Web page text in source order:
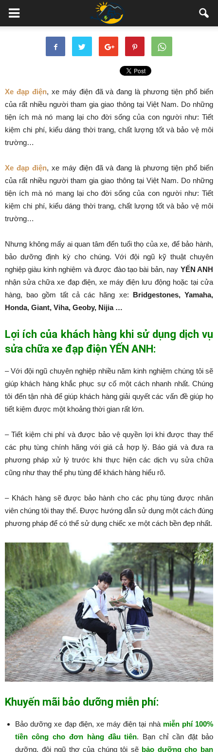
Xe đạp điện, xe máy điện đã và đang là phương tiện phổ biến
của rất nhiều người tham gia giao thông tại Việt Nam. Do những
tiện ích mà nó mang lại cho đời sống của con người như: Tiết
kiệm chi phí, kiểu dáng thời trang, chất lượng tốt và bảo vệ môi
trường…
Xe đạp điện, xe máy điện đã và đang là phương tiện phổ biến
của rất nhiều người tham gia giao thông tại Việt Nam. Do những
tiện ích mà nó mang lại cho đời sống của con người như: Tiết
kiệm chi phí, kiểu dáng thời trang, chất lượng tốt và bảo vệ môi
trường…
Nhưng không mấy ai quan tâm đến tuổi thọ của xe, để bảo hành,
bảo dưỡng định kỳ cho chúng. Với đội ngũ kỹ thuật chuyên
nghiệp giàu kinh nghiệm và được đào tạo bài bản, nay YẾN ANH
nhận sửa chữa xe đạp điện, xe máy điện lưu động hoặc tại cửa
hàng, bao gồm tất cả các hãng xe: Bridgestones, Yamaha,
Honda, Giant, Viha, Geoby, Nijia …
Lợi ích của khách hàng khi sử dụng dịch vụ
sửa chữa xe đạp điện YẾN ANH:
– Với đội ngũ chuyên nghiệp nhiều năm kinh nghiệm chúng tôi sẽ
giúp khách hàng khắc phục sự cố một cách nhanh nhất. Chúng
tôi đến tận nhà để giúp khách hàng giải quyết các vấn đề giúp họ
tiết kiệm được một khoảng thời gian rất lớn.
– Tiết kiệm chi phí và được bảo vệ quyền lợi khi được thay thế
các phụ tùng chính hãng với giá cả hợp lý. Báo giá và đưa ra
phương pháp xử lý trước khi thực hiện các dịch vụ sửa chữa
cũng như thay thế phụ tùng để khách hàng hiểu rõ.
– Khách hàng sẽ được bảo hành cho các phụ tùng được nhân
viên chúng tôi thay thế. Được hướng dẫn sử dụng một cách đúng
phương pháp để có thể sử dụng chiếc xe một cách bền đẹp nhất.
Khuyến mãi bảo dưỡng miễn phí:
Bảo dưỡng xe đạp điện, xe máy điện tại nhà miễn phí 100%
tiền công cho đơn hàng đầu tiên. Bạn chỉ cần đặt bảo
dưỡng, đội ngũ thợ của chúng tôi sẽ bảo dưỡng cho bạn